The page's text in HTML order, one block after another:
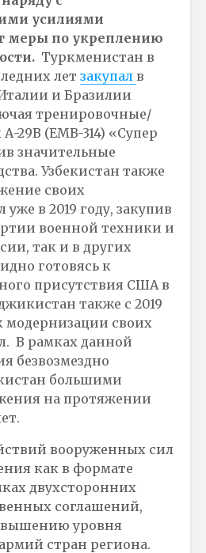
усилиями
меры по укреплению
Туркменистан в
лет закупал в
и Бразилии
тренировочные/
29B (EMB-314) «Супер
значительные
Узбекистан также
своих
в 2019 году, закупив
военной техники и
так и в других
готовясь к
присутствия США в
также с 2019
модернизации своих
В рамках данной
безвозмездно
большими
на протяжении
вооруженных сил
как в формате
двухсторонних
соглашений,
уровня
стран региона.